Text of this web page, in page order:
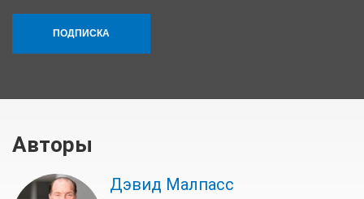
ПОДПИСКА
Авторы
Дэвид Малпасс